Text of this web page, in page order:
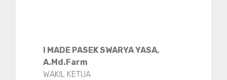
I MADE PASEK SWARYA YASA,
A.Md.Farm
WAKIL KETUA